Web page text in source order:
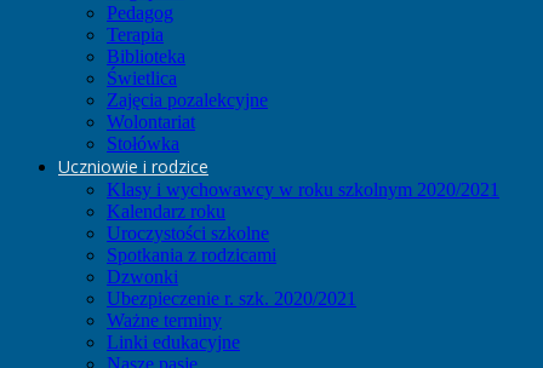
Pedagog
Terapia
Biblioteka
Świetlica
Zajęcia pozalekcyjne
Wolontariat
Stołówka
Uczniowie i rodzice
Klasy i wychowawcy w roku szkolnym 2020/2021
Kalendarz roku
Uroczystości szkolne
Spotkania z rodzicami
Dzwonki
Ubezpieczenie r. szk. 2020/2021
Ważne terminy
Linki edukacyjne
Nasze pasje